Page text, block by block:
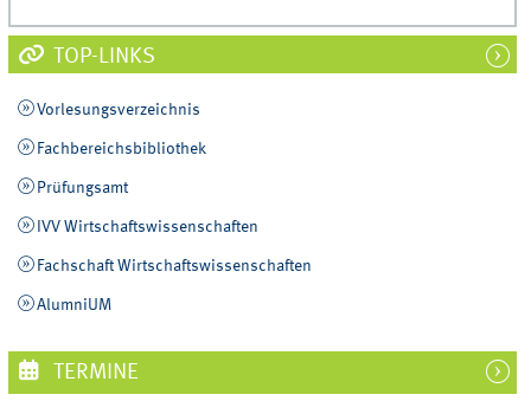
TOP-LINKS
Vorlesungsverzeichnis
Fachbereichsbibliothek
Prüfungsamt
IVV Wirtschaftswissenschaften
Fachschaft Wirtschaftswissenschaften
AlumniUM
TERMINE